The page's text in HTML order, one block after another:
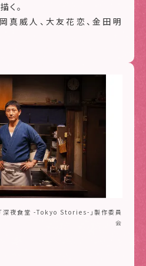
く。
真威人、大友花恋、金田明
深夜食堂 -Tokyo Stories-」製作委員
会